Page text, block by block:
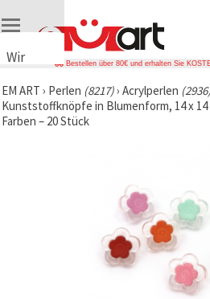
Wir
Cookies
🍪 Wir
verwenden
Bestellen über 80€ und erhalten Sie
EM ART › Perlen (8217)› Acrylperlen
Kunststoffknöpfe in Blumenform, 14 x 14
Farben – 20 Stück